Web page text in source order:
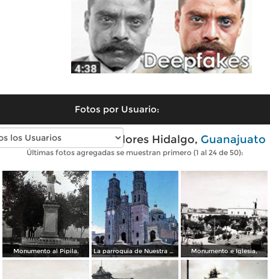
Fotos por Usuario:
Fotos antiguas de Dolores Hidalgo, Guanajuato
Últimas fotos agregadas se muestran primero (1 al 24 de 50):
Monumento al Pipila. La parroquia de Nuestra Señora de los Dolores. 1965. Monumento e Iglesia,